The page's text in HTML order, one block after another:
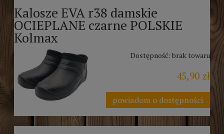
Kalosze EVA r38 damskie
OCIEPLANE czarne POLSKIE
Kolmax
Dostępność: brak towaru
45,90 zł
powiadom o dostępności